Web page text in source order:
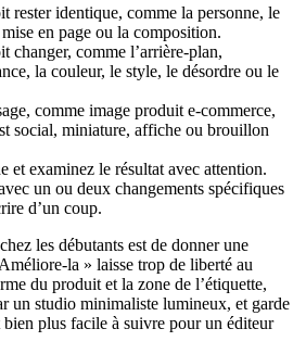
rester identique, comme la personne, le
en page ou la composition.
changer, comme l’arrière-plan,
la couleur, le style, le désordre ou le
comme image produit e-commerce,
social, miniature, affiche ou brouillon
et examinez le résultat avec attention.
un ou deux changements spécifiques
d’un coup.
les débutants est de donner une
la » laisse trop de liberté au
du produit et la zone de l’étiquette,
un studio minimaliste lumineux, et garde
bien plus facile à suivre pour un éditeur